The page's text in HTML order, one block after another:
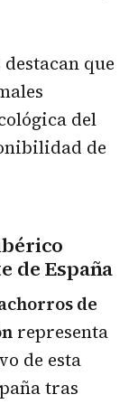
que
del
de
de España
de
representa
de esta
tras